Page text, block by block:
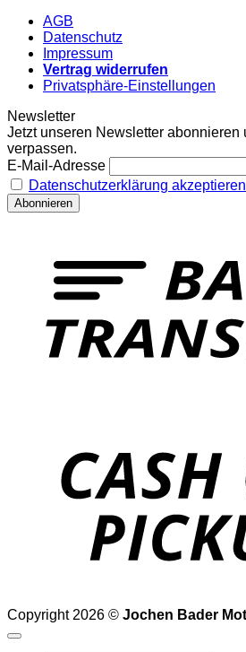
AGB
Datenschutz
Impressum
Vertrag widerrufen
Privatsphäre-Einstellungen
Newsletter
Jetzt unseren Newsletter abonnieren
verpassen.
E-Mail-Adresse
Datenschutzerklärung akzeptieren
Copyright 2026 © Jochen Bader